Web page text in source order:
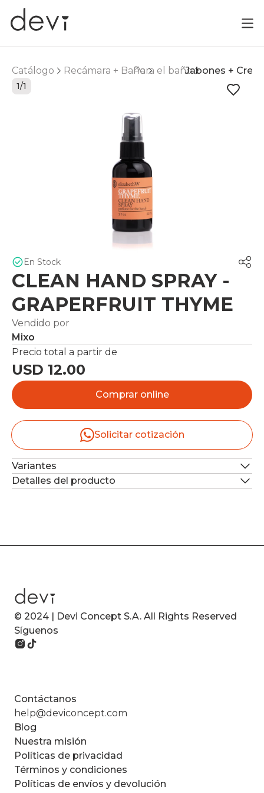
Catálogo Recámara + BañoPara el bañoJabones +
1/1
En Stock
CLEAN HAND SPRAY -
GRAPERFRUIT THYME
Vendido por
Mixo
Precio total a partir de
USD 12.00
Comprar online
Solicitar cotización
Variantes
Detalles del producto
© 2024 | Devi Concept S.A. All Rights Reserved
Síguenos
Contáctanos
help@deviconcept.com
Blog
Nuestra misión
Políticas de privacidad
Términos y condiciones
Políticas de envíos y devolución